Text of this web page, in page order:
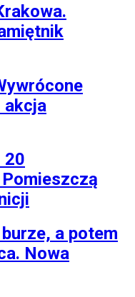
akcja
20
a potem
Nowa